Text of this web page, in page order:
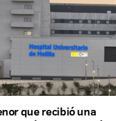
que recibió una